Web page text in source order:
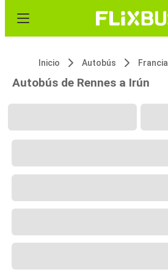
Inicio Autobús Francia
Autobús de Rennes a Irún